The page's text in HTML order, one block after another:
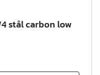
stål carbon low